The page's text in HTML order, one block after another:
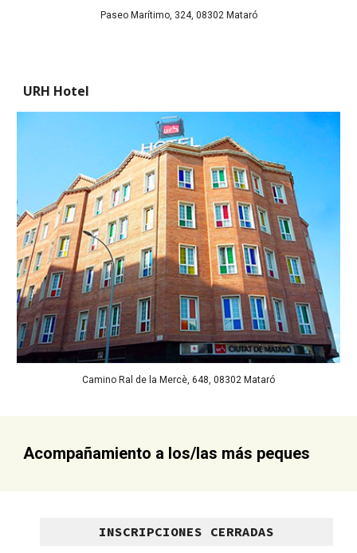
Paseo Marítimo, 324, 08302 Mataró
URH Hotel
Camino Ral de la Mercè, 648, 08302 Mataró
Acompañamiento a los/las más peques
INSCRIPCIONES CERRADAS